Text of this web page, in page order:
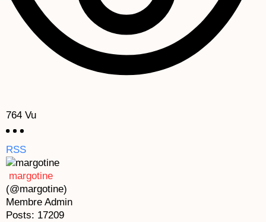
764 Vu
RSS
margotine
(@margotine)
Membre Admin
Posts: 17209